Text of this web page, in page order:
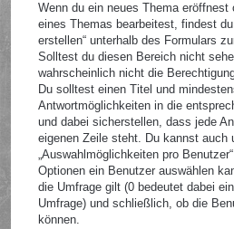
Wenn du ein neues Thema eröffnest
eines Themas bearbeitest, findest
erstellen“ unterhalb des Formulars
Solltest du diesen Bereich nicht
wahrscheinlich nicht die
Du solltest einen Titel und
Antwortmöglichkeiten in die
und dabei sicherstellen, dass jede
eigenen Zeile steht. Du kannst auch
„Auswahlmöglichkeiten pro
Optionen ein Benutzer auswählen
die Umfrage gilt (0 bedeutet dabei
Umfrage) und schließlich, ob die
können.